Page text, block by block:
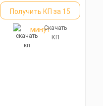
Получить КП за 15
минутСкачать
КП